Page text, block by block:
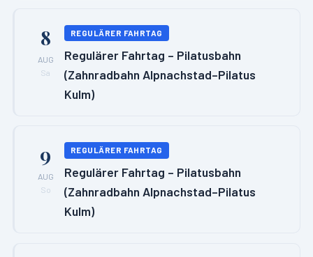
8
AUG
Sa
REGULÄRER FAHRTAG
Regulärer Fahrtag – Pilatusbahn
(Zahnradbahn Alpnachstad–Pilatus
Kulm)
9
AUG
So
REGULÄRER FAHRTAG
Regulärer Fahrtag – Pilatusbahn
(Zahnradbahn Alpnachstad–Pilatus
Kulm)